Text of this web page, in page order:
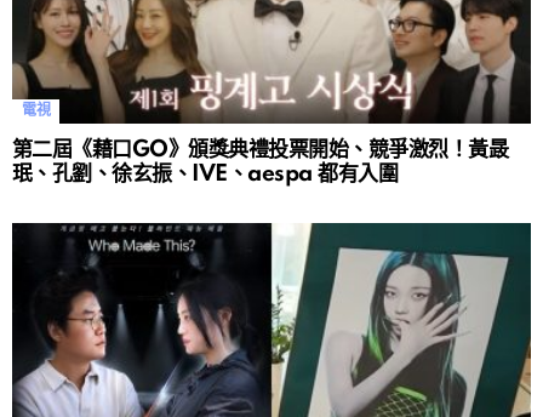
電視
第二屆《藉口GO》頒獎典禮投票開始、競爭激烈！黃晸
珉、孔劉、徐玄振、IVE、aespa 都有入圍